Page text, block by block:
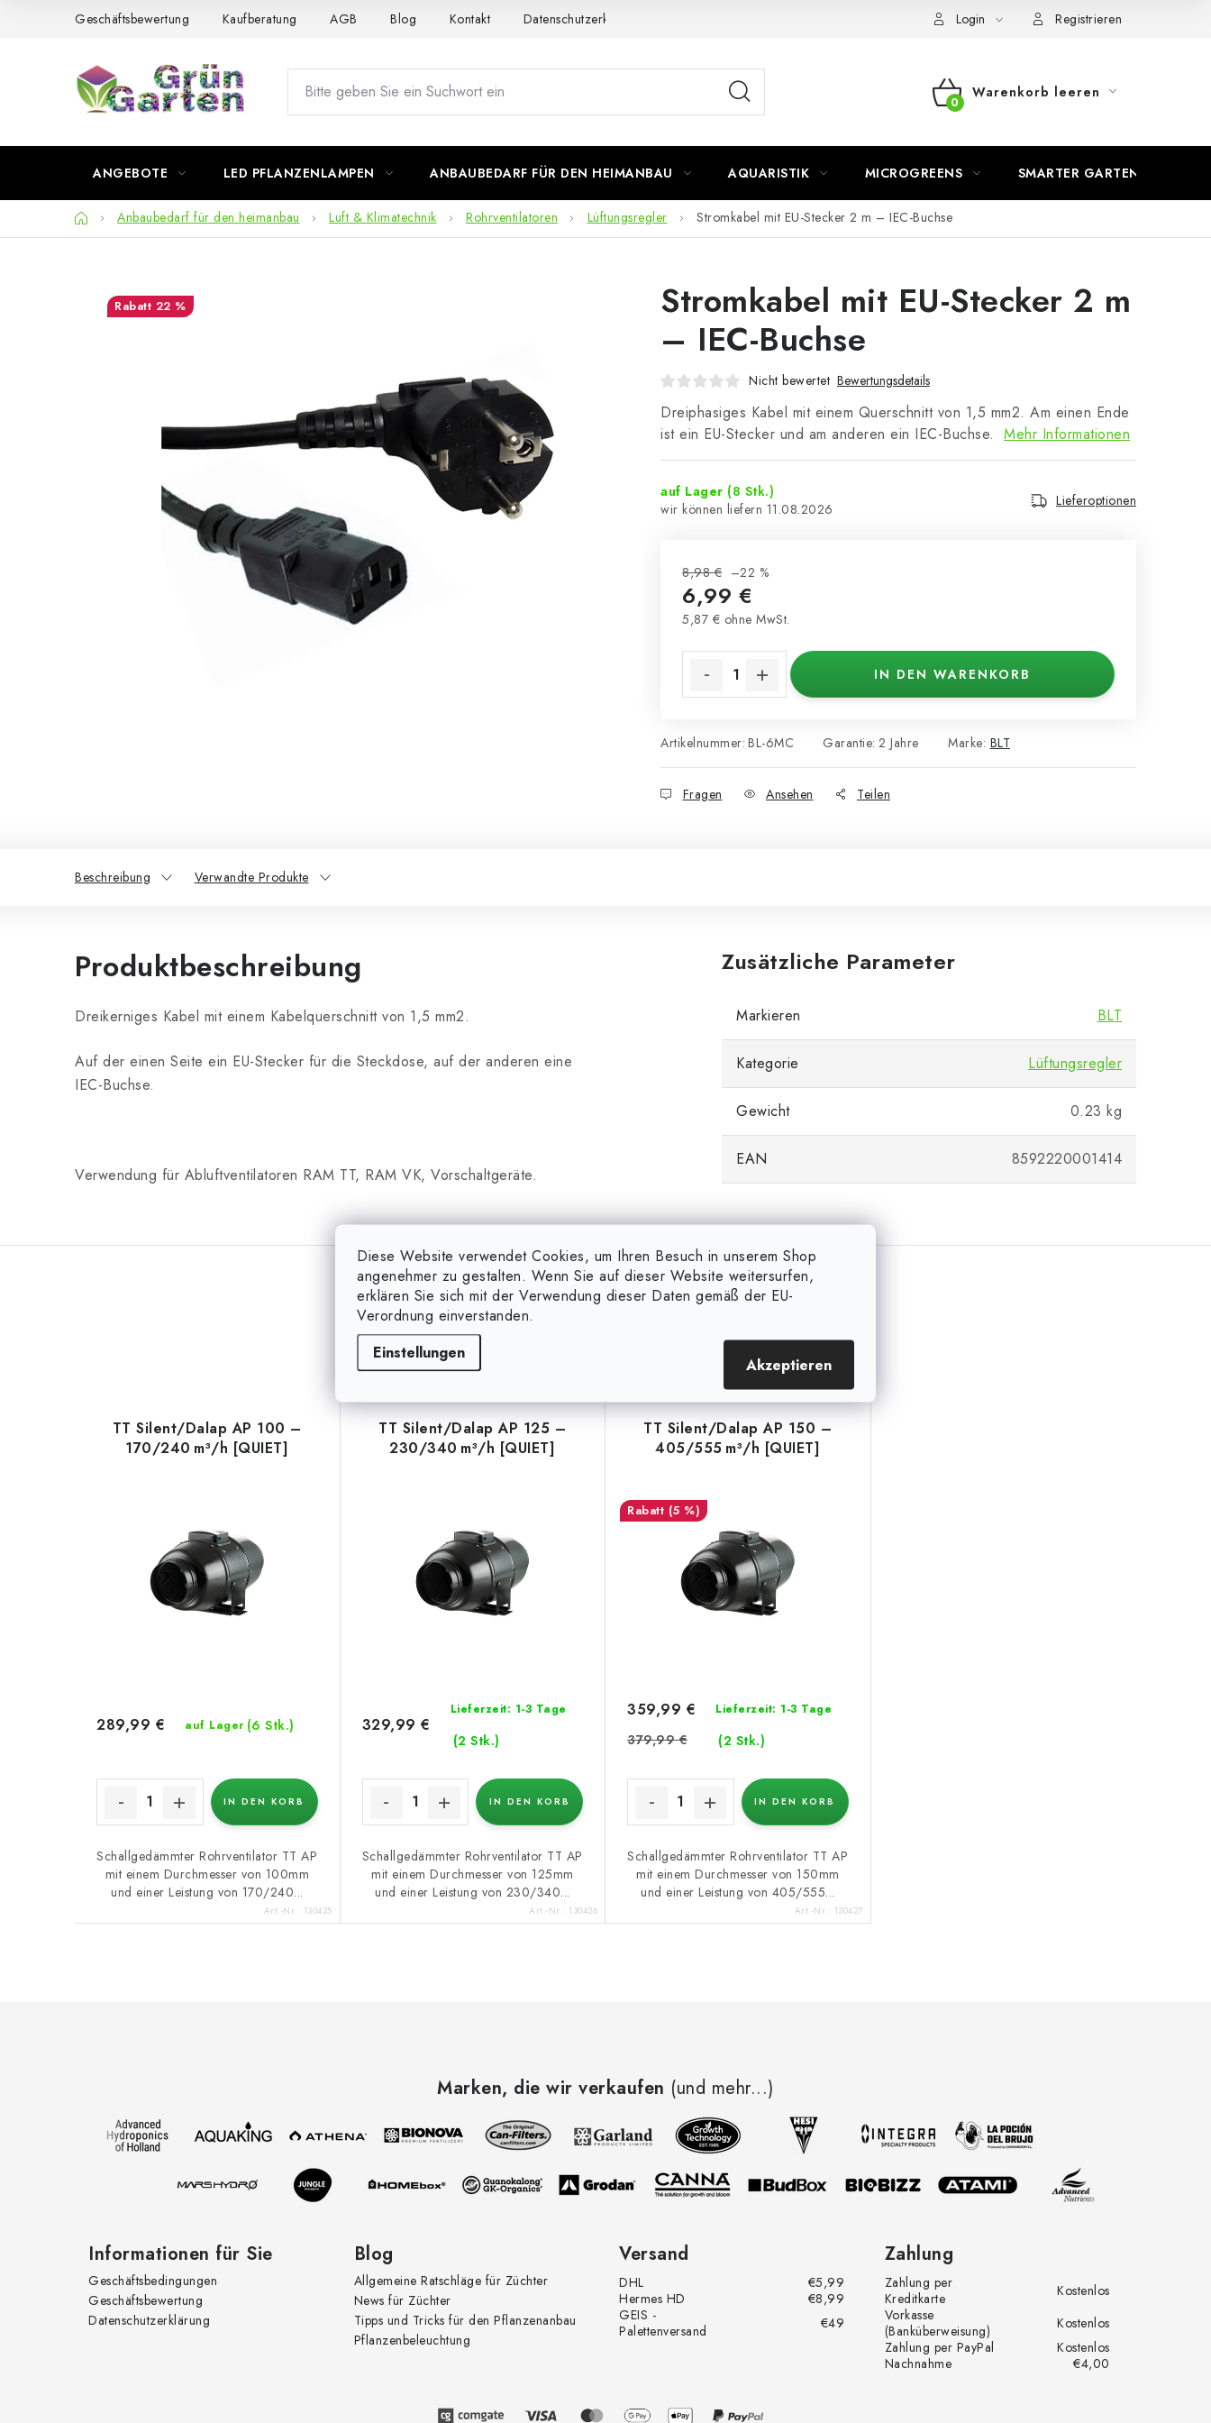
Diese Website verwendet Cookies, um Ihren Besuch in unserem Shop
angenehmer zu gestalten. Wenn Sie auf dieser Website weitersurfen,
erklären Sie sich mit der Verwendung dieser Daten gemäß der EU-
Verordnung einverstanden.
Einstellungen
Akzeptieren
Geschäftsbewertung Kaufberatung AGB Blog Kontakt Datenschutzerklärung Login Registrieren
WARENKORB
Warenkorb leeren
ANGEBOTE LED PFLANZENLAMPEN ANBAUBEDARF FÜR DEN HEIMANBAU AQUARISTIK MICROGREENS SMARTER GARTEN
StartseiteAnbaubedarf für den heimanbau Luft & Klimatechnik Rohrventilatoren Lüftungsregler Stromkabel mit EU-Stecker 2 m – IEC-Buchse
Stromkabel mit EU-Stecker 2 m
– IEC-Buchse
Nicht bewertet Bewertungsdetails
Dreiphasiges Kabel mit einem Querschnitt von 1,5 mm2. Am einen Ende
ist ein EU-Stecker und am anderen ein IEC-Buchse. Mehr Informationen
auf Lager (8 Stk.)
11.08.2026
Lieferoptionen
8,98 € –22 %
6,99 €
5,87 € ohne MwSt.
IN DEN WARENKORB
Artikelnummer: BL-6MC Marke: BLT
Garantie: 2 Jahre
Fragen Ansehen Teilen
22 %
Beschreibung Verwandte Produkte
Produktbeschreibung
Dreikerniges Kabel mit einem Kabelquerschnitt von 1,5 mm2.
Auf der einen Seite ein EU-Stecker für die Steckdose, auf der anderen eine
IEC-Buchse.
Verwendung für Abluftventilatoren RAM TT, RAM VK, Vorschaltgeräte.
Zusätzliche Parameter
Markieren BLT
Kategorie Lüftungsregler
Gewicht 0.23 kg
EAN 8592220001414
Verwandte Produkte
TT Silent/Dalap AP 100 –
170/240 m³/h [QUIET]
auf Lager (6 Stk.)
289,99 €
IN DEN KORB
Schallgedämmter Rohrventilator TT AP
mit einem Durchmesser von 100mm
und einer Leistung von 170/240...
Art.-Nr.: 130425
TT Silent/Dalap AP 125 –
230/340 m³/h [QUIET]
Lieferzeit: 1-3 Tage
(2 Stk.)
329,99 €
IN DEN KORB
Schallgedämmter Rohrventilator TT AP
mit einem Durchmesser von 125mm
und einer Leistung von 230/340...
Art.-Nr.: 130426
TT Silent/Dalap AP 150 –
405/555 m³/h [QUIET]
(5 %)
Lieferzeit: 1-3 Tage
(2 Stk.)
359,99 €
379,99 €
IN DEN KORB
Schallgedämmter Rohrventilator TT AP
mit einem Durchmesser von 150mm
und einer Leistung von 405/555...
Art.-Nr.: 130427
Marken, die wir verkaufen (und mehr...)
Informationen für Sie
Geschäftsbedingungen
Geschäftsbewertung
Datenschutzerklärung
Blog
Allgemeine Ratschläge für Züchter
News für Züchter
Tipps und Tricks für den Pflanzenanbau
Pflanzenbeleuchtung
Versand
DHL
€5,99
Hermes HD
€8,99
GEIS -
Palettenversand
€49
Zahlung
Zahlung per
Kreditkarte
Kostenlos
Vorkasse
(Banküberweisung)
Kostenlos
Zahlung per PayPal
Kostenlos
Nachnahme
€4,00